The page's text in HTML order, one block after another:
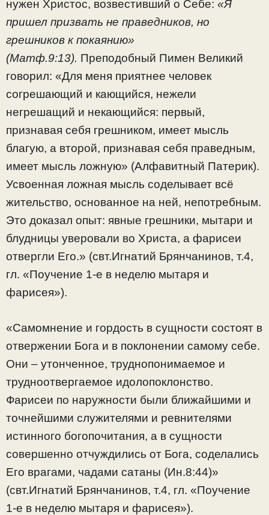
нужен Христос, возвестивший о Себе: «Я
пришел призвать не праведников, но
грешников к покаянию»
(Матф.9:13). Преподобный Пимен Великий
говорил: «Для меня приятнее человек
согрешающий и кающийся, нежели
негрешащий и некающийся: первый,
признавая себя грешником, имеет мысль
благую, а второй, признавая себя праведным,
имеет мысль ложную» (Алфавитный Патерик).
Усвоенная ложная мысль соделывает всё
жительство, основанное на ней, непотребным.
Это доказал опыт: явные грешники, мытари и
блудницы уверовали во Христа, а фарисеи
отвергли Его.» (свт.Игнатий Брянчанинов, т.4,
гл. «Поучение 1-е в неделю мытаря и
фарисея»).
«Самомнение и гордость в сущности состоят в
отвержении Бога и в поклонении самому себе.
Они – утонченное, труднопонимаемое и
трудноотвергаемое идолопоклонство.
Фарисеи по наружности были ближайшими и
точнейшими служителями и ревнителями
истинного богопочитания, а в сущности
совершенно отчуждились от Бога, соделались
Его врагами, чадами сатаны (Ин.8:44)»
(свт.Игнатий Брянчанинов, т.4, гл. «Поучение
1-е в неделю мытаря и фарисея»).